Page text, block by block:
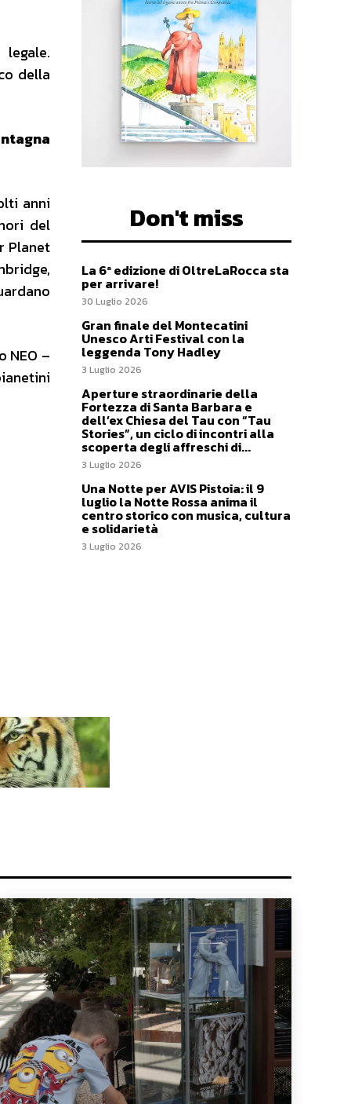
della
anni
del
Planet
NEO –
Don't miss
La 6ª edizione di OltreLaRocca sta
per arrivare!
30 Luglio 2026
Gran finale del Montecatini
Unesco Arti Festival con la
leggenda Tony Hadley
3 Luglio 2026
Aperture straordinarie della
Fortezza di Santa Barbara e
dell’ex Chiesa del Tau con “Tau
Stories”, un ciclo di incontri alla
scoperta degli affreschi di...
3 Luglio 2026
Una Notte per AVIS Pistoia: il 9
luglio la Notte Rossa anima il
centro storico con musica, cultura
e solidarietà
3 Luglio 2026